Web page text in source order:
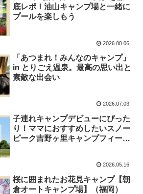
底レポ！油山キャンプ場と一緒に
プールを楽しもう
2026.08.06
「あつまれ！みんなのキャンプ」
in とりごえ温泉。最高の思い出と
素敵な出会い
2026.07.03
子連れキャンプデビューにぴった
り！ママにおすすめしたいスノー
ピーク吉野ヶ里キャンプフィール
2026.05.16
桜に囲まれたお花見キャンプ【朝
倉オートキャンプ場】（福岡）